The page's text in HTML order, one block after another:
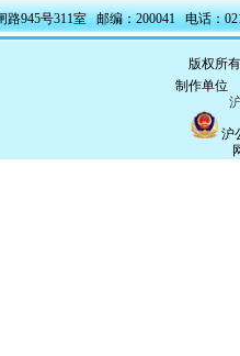
路945号311室 邮编：200041 电话：
版权所
制作单位
沪